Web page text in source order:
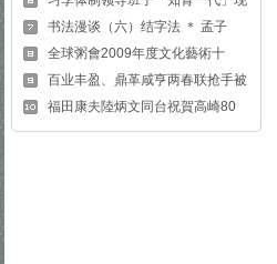
书法漫谈（六）结字法 ＊ 孟子
全球粥會2009年度文化藝術十
百业丰盈、鼎革咸亨两春联抢手被
福田康夫陸炳文同台祝賀高崎80